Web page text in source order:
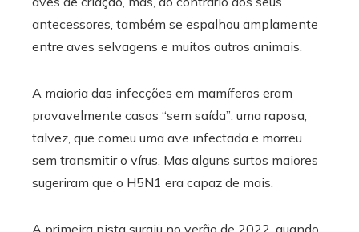
antecessores, também se espalhou amplamente
entre aves selvagens e muitos outros animais.
A maioria das infecções em mamíferos eram
provavelmente casos “sem saída”: uma raposa,
talvez, que comeu uma ave infectada e morreu
sem transmitir o vírus. Mas alguns surtos maiores
sugeriram que o H5N1 era capaz de mais.
A primeira pista surgiu no verão de 2022, quando